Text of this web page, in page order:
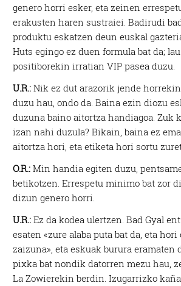
genero horri esker, eta zeinen
erakusten haren sustraiei. Badirudi
produktu eskatzen deun euskal
Huts egingo ez duen formula bat da;
positiborekin irratian VIP pasea duzu.
U.R.: Nik ez dut arazorik jende
duzu hau, ondo da. Baina ezin diozu
duzuna baino aitortza handiagoa. Zuk
izan nahi duzula? Bikain, baina ez
aitortza hori, eta etiketa hori sortu
O.R.: Min handia egiten duzu,
betikotzen. Errespetu minimo bat zor
dizun genero horri.
U.R.: Ez da kodea ulertzen. Bad Gyal
esaten «zure alaba puta bat da, eta
zaizuna», eta eskuak burura eramaten
pixka bat nondik datorren mezu hau,
La Zowierekin berdin. Izugarrizko